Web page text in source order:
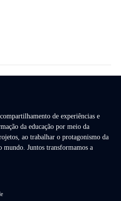
de experiências e
da educação por meio da
ao trabalhar o protagonismo da
mundo. Juntos transformamos a